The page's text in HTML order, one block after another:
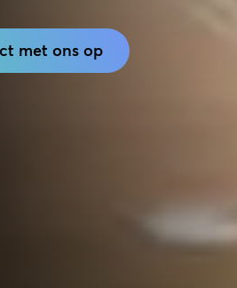
met ons op